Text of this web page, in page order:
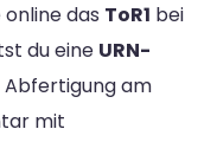
das ToR1 bei
du eine URN-
Abfertigung am
mit